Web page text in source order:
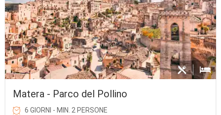
Matera - Parco del Pollino
6 GIORNI - MIN. 2 PERSONE